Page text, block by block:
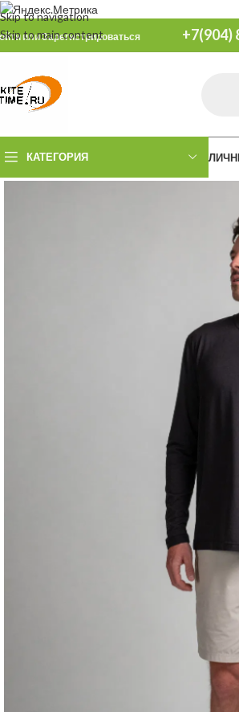
Skip to navigation
Skip to main content
илиЗарегистрироваться +7(904)
КАТЕГОРИЯ